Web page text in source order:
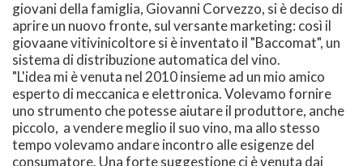
giovani della famiglia, Giovanni Corvezzo, si è deciso di
aprire un nuovo fronte, sul versante marketing: così il
giovaane vitivinicoltore si è inventato il "Baccomat", un
sistema di distribuzione automatica del vino.
"L'idea mi è venuta nel 2010 insieme ad un mio amico
esperto di meccanica e elettronica. Volevamo fornire
uno strumento che potesse aiutare il produttore, anche
piccolo, a vendere meglio il suo vino, ma allo stesso
tempo volevamo andare incontro alle esigenze del
consumatore. Una forte suggestione ci è venuta dai